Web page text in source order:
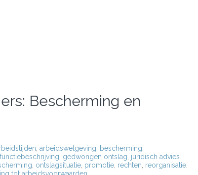
Bescherming en
arbeidswetgeving bescherming
functiebeschrijving gedwongen ontslag juridisch advies
ontslagsituatie promotie rechten reorganisatie